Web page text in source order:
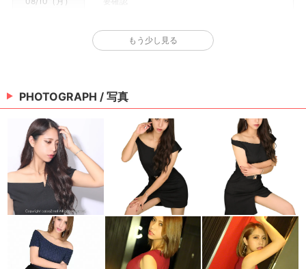
要確認
08/14（金） 要確認
※情報はあくまで予定でキャストまたは出勤情報は一部です。詳細はお店にお問い合わせく
ださい。
もう少し見る
PHOTOGRAPH / 写真